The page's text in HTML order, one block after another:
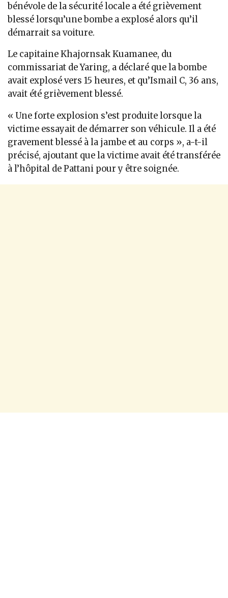
bénévole de la sécurité locale a été grièvement
blessé lorsqu’une bombe a explosé alors qu’il
démarrait sa voiture.
Le capitaine Khajornsak Kuamanee, du
commissariat de Yaring, a déclaré que la bombe
avait explosé vers 15 heures, et qu’Ismail C, 36 ans,
avait été grièvement blessé.
« Une forte explosion s’est produite lorsque la
victime essayait de démarrer son véhicule. Il a été
gravement blessé à la jambe et au corps », a-t-il
précisé, ajoutant que la victime avait été transférée
à l’hôpital de Pattani pour y être soignée.